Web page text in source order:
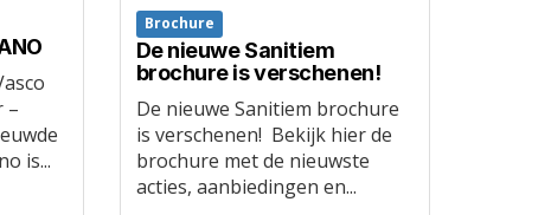
–
is...
Brochure
De nieuwe Sanitiem
brochure is verschenen!
De nieuwe Sanitiem brochure
is verschenen! Bekijk hier de
brochure met de nieuwste
acties, aanbiedingen en...